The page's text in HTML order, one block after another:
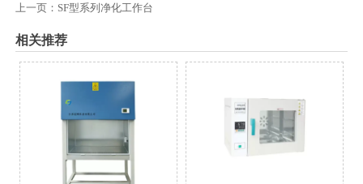
上一页： SF型系列净化工作台
相关推荐